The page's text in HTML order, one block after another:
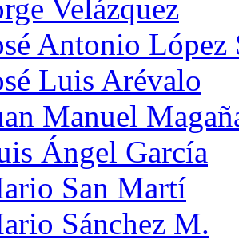
Velázquez
Antonio López
Luis Arévalo
Manuel
Ángel García
San Martí
Sánchez M.